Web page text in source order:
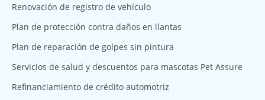
Renovación de registro de vehículo
Plan de protección contra daños en llantas
Plan de reparación de golpes sin pintura
Servicios de salud y descuentos para mascotas Pet Assure
Refinanciamiento de crédito automotriz